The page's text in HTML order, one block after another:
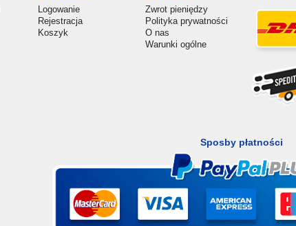
Logowanie
Rejestracja
Koszyk
Zwrot pieniędzy
Polityka prywatności
O nas
Warunki ogólne
Sposby płatności